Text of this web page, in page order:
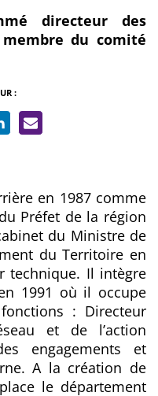
directeur des
du comité
:
en 1987 comme
Préfet de la région
du Ministre de
du Territoire en
technique. Il intègre
1991 où il occupe
: Directeur
et de l’action
engagements et
A la création de
le département